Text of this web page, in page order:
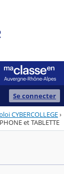
Se connecter
CYBERCOLLEGE›
et TABLETTE